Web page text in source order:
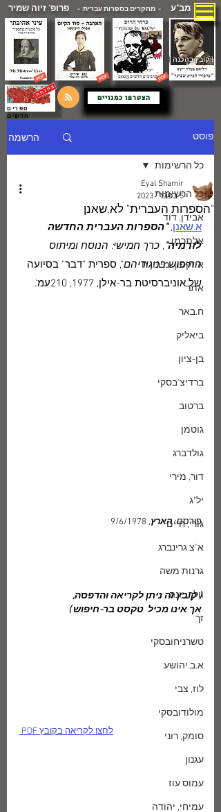
מב"ע - מחקרים בספרות עברית -פרופ' זיוה שמיר
( קובץ בהכנה )
הצטרפו כמנויים
ספרים
חדשים
פוסט הרשמה
כל הרשימות
אבידן, דוד
אלתרמן
איזקסון, מירון.ח
אתר
ח.באר
ביאליק
בן-ציון
ברדיצ'בסקי
ברטוב
גוטמן
גולדברג
דור, מירי
יל"ג
גורי, חיים
א"צ גרינברג
גרנות משה
וולך, יונה
זך
טשרניחובסקי
א.ב.יהושע
לוז, צבי
מולודובסקי
סומק, רוני
עגנון
עמוס עוז
עמיחי, יהודה
כל הרשימות
"הספרות העברית" לא.שאנן
Eyal Shamir
5 בפבר׳ 2023
א.שאנן, "הספרות העברית החדשה
לזרמיה" , כרך חמישי: הנוסח ומיתוס
החיפוש בניגודיהם", ספרית "דבר" בסיועה
של אוניברסיטת בר-אילן, 1977, 210עמ'.
פורסם: הארץ, 9/6/1978
( קובץ זה ניתן לקריאה והדפסה,
אך אינו מכיל  טקסט בר-חיפוש )
לחצו לקריאה בקובץ PDF